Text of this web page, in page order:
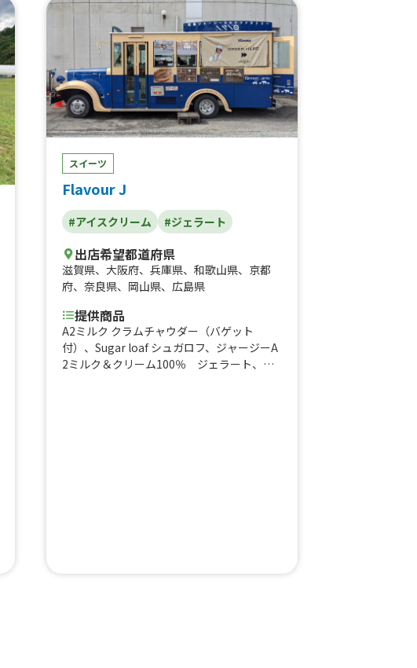
スイーツ
Flavour J
#アイスクリーム #ジェラート
出店希望都道府県
滋賀県、 大阪府、 兵庫県、 和歌山県、 京都
府、 奈良県、 岡山県、 広島県
提供商品
A2ミルク クラムチャウダー（バゲット
付）、Sugar loaf シュガロフ、ジャージーA
2ミルク＆クリーム100％ ジェラート、プ